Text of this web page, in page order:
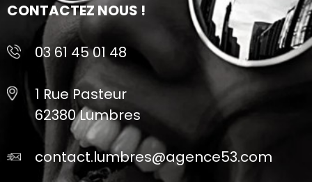
CONTACTEZ NOUS !
03 61 45 01 48
1 Rue Pasteur
62380 Lumbres
contact.lumbres@agence53.com